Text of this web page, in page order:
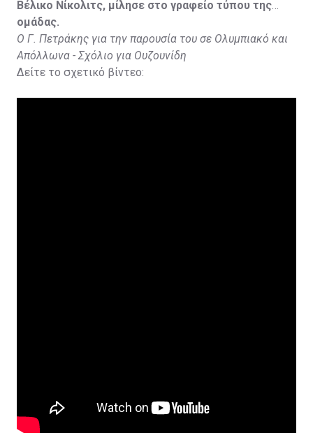
Βέλικο Νίκολιτς, μίλησε στο γραφείο τύπου της
ομάδας.
Ο Γ. Πετράκης για την παρουσία του σε Ολυμπιακό και
Απόλλωνα - Σχόλιο για Ουζουνίδη
Δείτε το σχετικό βίντεο: